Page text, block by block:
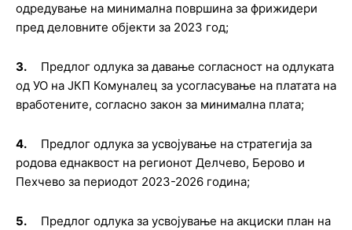
одредување на минимална површина за фрижидери
пред деловните објекти за 2023 год;
3. Предлог одлука за давање согласност на одлуката
од УО на ЈКП Комуналец за усогласување на платата на
вработените, согласно закон за минимална плата;
4. Предлог одлука за усвојување на стратегија за
родова еднаквост на регионот Делчево, Берово и
Пехчево за периодот 2023-2026 година;
5. Предлог одлука за усвојување на акциски план на